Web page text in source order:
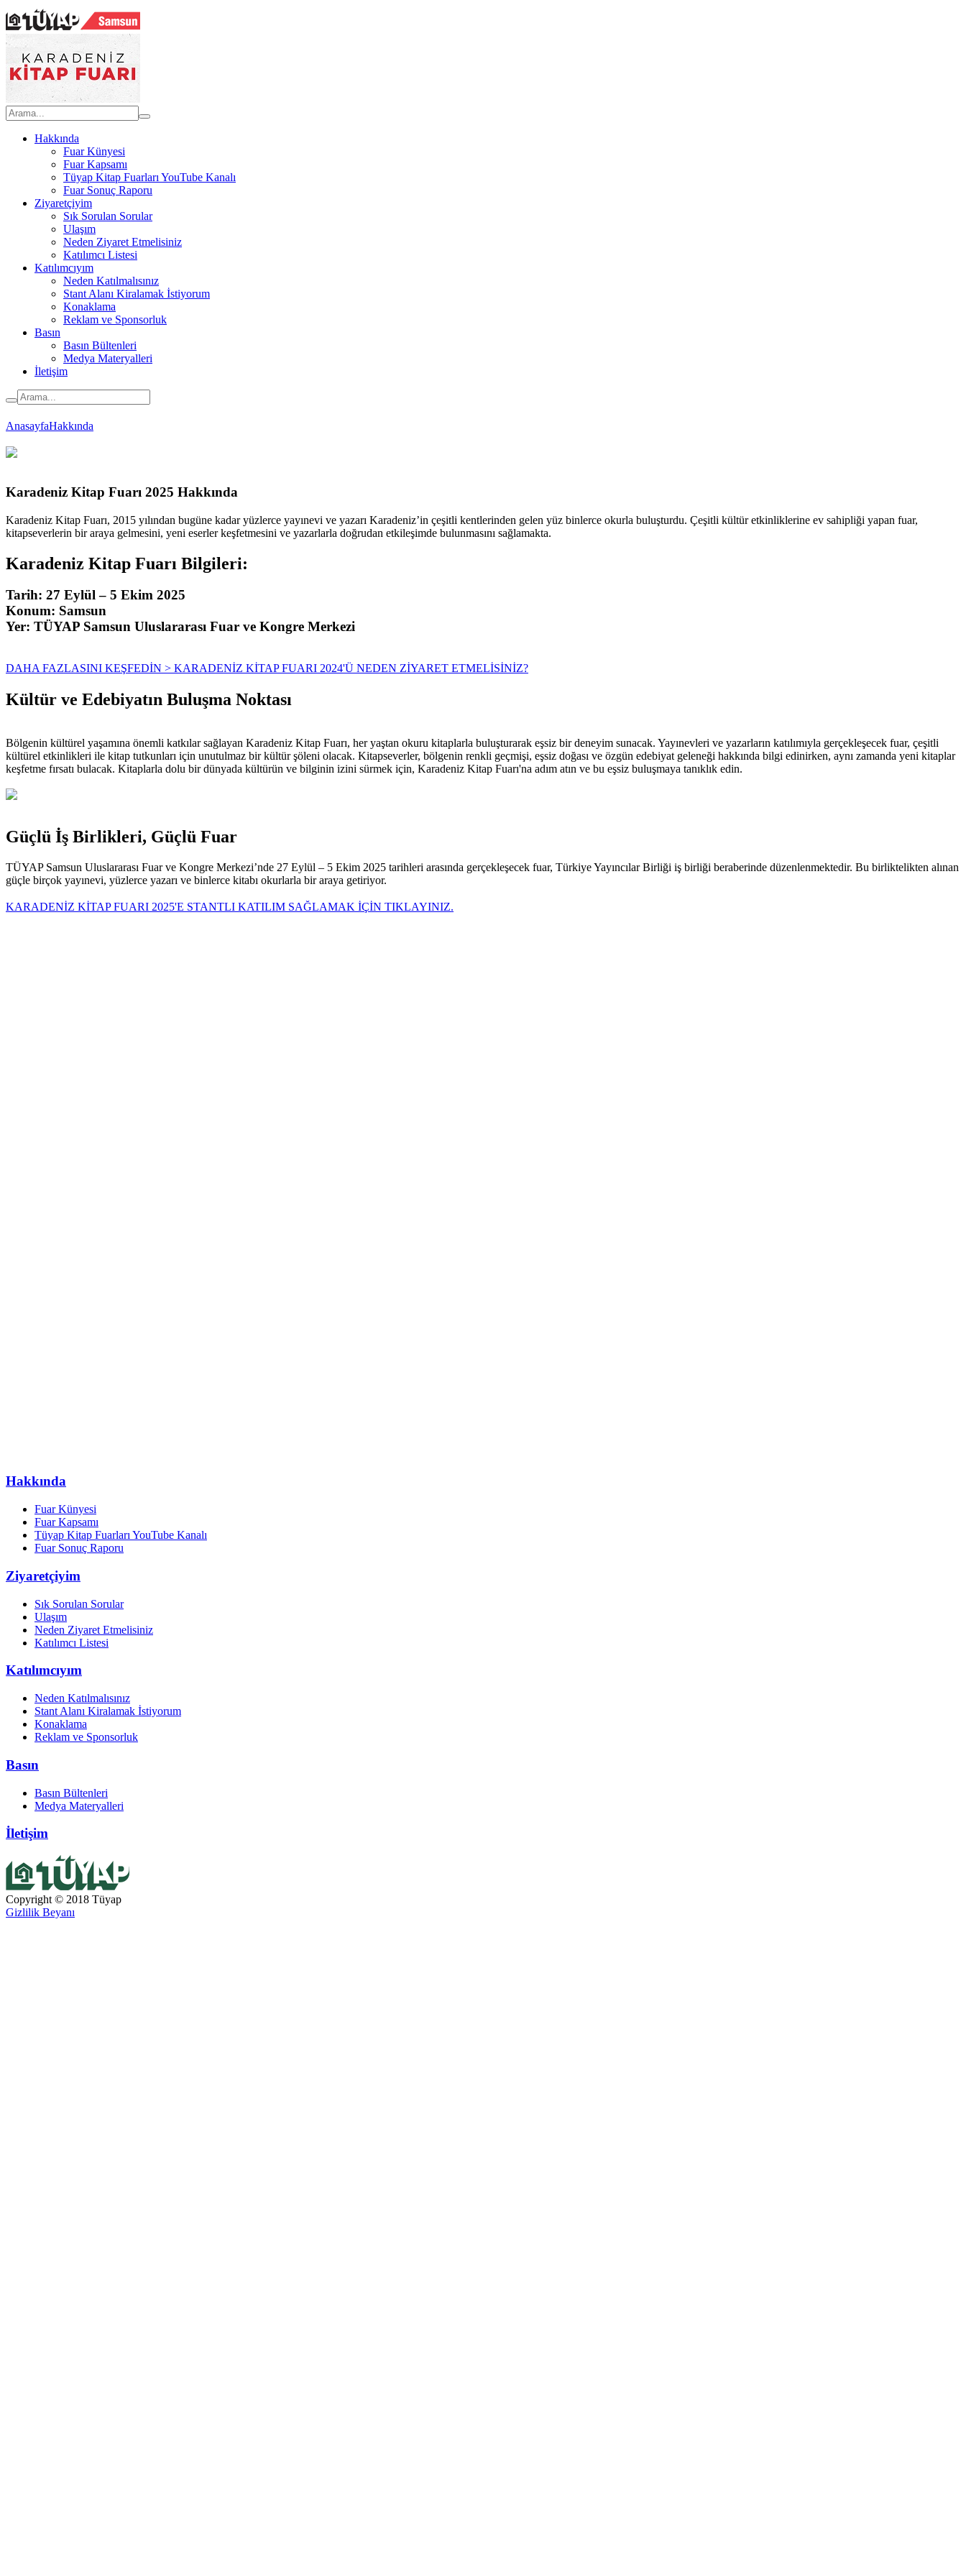
Hakkında
Fuar Künyesi
Fuar Kapsamı
Tüyap Kitap Fuarları YouTube Kanalı
Fuar Sonuç Raporu
Ziyaretçiyim
Sık Sorulan Sorular
Ulaşım
Neden Ziyaret Etmelisiniz
Katılımcı Listesi
Katılımcıyım
Neden Katılmalısınız
Stant Alanı Kiralamak İstiyorum
Konaklama
Reklam ve Sponsorluk
Basın
Basın Bültenleri
Medya Materyalleri
İletişim
AnasayfaHakkında
Karadeniz Kitap Fuarı 2025 Hakkında
Karadeniz Kitap Fuarı, 2015 yılından bugüne kadar yüzlerce yayınevi ve yazarı Karadeniz’in çeşitli kentlerinden gelen yüz binlerce okurla buluşturdu. Çeşitli kültür etkinliklerine ev sahipliği yapan fuar,
kitapseverlerin bir araya gelmesini, yeni eserler keşfetmesini ve yazarlarla doğrudan etkileşimde bulunmasını sağlamakta.
Karadeniz Kitap Fuarı Bilgileri:
Tarih: 27 Eylül – 5 Ekim 2025
Konum: Samsun
Yer: TÜYAP Samsun Uluslararası Fuar ve Kongre Merkezi
DAHA FAZLASINI KEŞFEDİN > KARADENİZ KİTAP FUARI 2024'Ü NEDEN ZİYARET ETMELİSİNİZ?
Kültür ve Edebiyatın Buluşma Noktası
Bölgenin kültürel yaşamına önemli katkılar sağlayan Karadeniz Kitap Fuarı, her yaştan okuru kitaplarla buluşturarak eşsiz bir deneyim sunacak. Yayınevleri ve yazarların katılımıyla gerçekleşecek fuar, çeşitli
kültürel etkinlikleri ile kitap tutkunları için unutulmaz bir kültür şöleni olacak. Kitapseverler, bölgenin renkli geçmişi, eşsiz doğası ve özgün edebiyat geleneği hakkında bilgi edinirken, aynı zamanda yeni kitaplar
keşfetme fırsatı bulacak. Kitaplarla dolu bir dünyada kültürün ve bilginin izini sürmek için, Karadeniz Kitap Fuarı'na adım atın ve bu eşsiz buluşmaya tanıklık edin.
Güçlü İş Birlikleri, Güçlü Fuar
TÜYAP Samsun Uluslararası Fuar ve Kongre Merkezi’nde 27 Eylül – 5 Ekim 2025 tarihleri arasında gerçekleşecek fuar, Türkiye Yayıncılar Birliği iş birliği beraberinde düzenlenmektedir. Bu birliktelikten alınan
güçle birçok yayınevi, yüzlerce yazarı ve binlerce kitabı okurlarla bir araya getiriyor.
KARADENİZ KİTAP FUARI 2025'E STANTLI KATILIM SAĞLAMAK İÇİN TIKLAYINIZ.
Hakkında
Fuar Künyesi
Fuar Kapsamı
Tüyap Kitap Fuarları YouTube Kanalı
Fuar Sonuç Raporu
Ziyaretçiyim
Sık Sorulan Sorular
Ulaşım
Neden Ziyaret Etmelisiniz
Katılımcı Listesi
Katılımcıyım
Neden Katılmalısınız
Stant Alanı Kiralamak İstiyorum
Konaklama
Reklam ve Sponsorluk
Basın
Basın Bültenleri
Medya Materyalleri
İletişim
Copyright © 2018 Tüyap
Gizlilik Beyanı